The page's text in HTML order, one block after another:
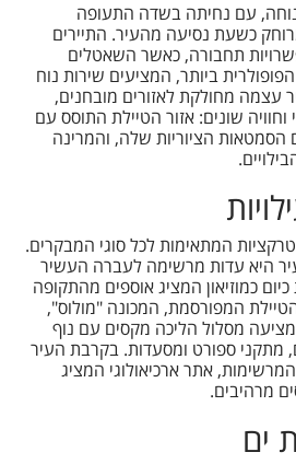
עם נחיתה בשדה התעופה
כשעת נסיעה מהעיר. התיירים
תחבורה, כאשר השאטלים
ביותר, המציעים שירות נוח
עצמה מחולקת לאזורים מובחנים,
שונים: אזור הטיילת התוסס עם
הציוריות שלה, והמרינה
המתאימות לכל סוגי המבקרים.
היא עדות מרשימה לעברה העשיר
כמוזיאון המציג אוספים מהתקופה
הטיילת המפורסמת, המכונה "מולוס",
מסלול הליכה מקסים עם נוף
מתקני ספורט ומסעדות. בקרבת העיר
אתר ארכיאולוגי המציג
מרהיבים.
ים